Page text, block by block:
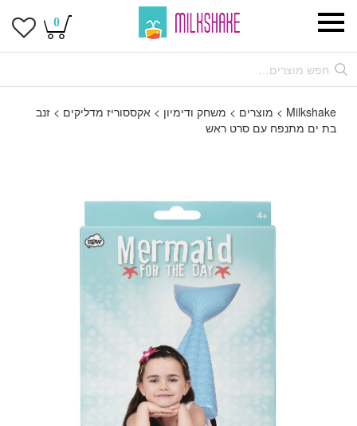
0
Milkshake
> מוצרים > משחק ודימיון >אקססוריז מדליקים >זנב
בת ים מתנפח עם סרט ראש